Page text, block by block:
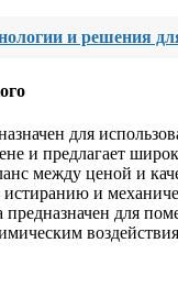
и решения
для
и предлагает
между ценой и
и
предназначен для